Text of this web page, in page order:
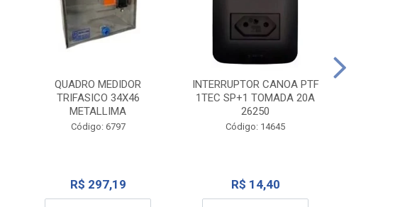
QUADRO MEDIDOR
TRIFASICO 34X46
METALLIMA
Código: 6797
R$ 297,19
INTERRUPTOR CANOA PTF
1TEC SP+1 TOMADA 20A
26250
Código: 14645
R$ 14,40